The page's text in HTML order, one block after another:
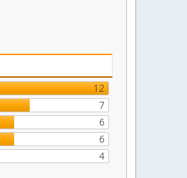
12
7
6
6
4